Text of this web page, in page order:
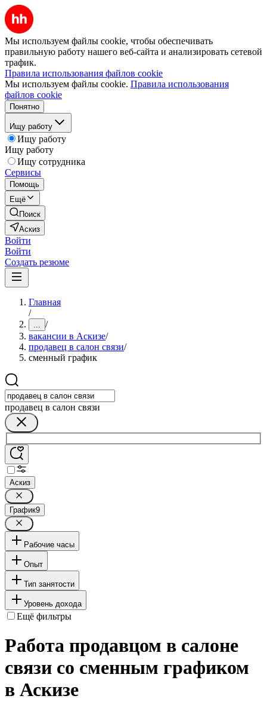
Мы используем файлы cookie, чтобы обеспечивать
правильную работу нашего веб-сайта и анализировать сетевой
трафик.
Правила использования файлов cookie
Мы используем файлы cookie. Правила использования
файлов cookie
Понятно
Ищу работу
Ищу работу
Ищу работу
Ищу сотрудника
Сервисы
Помощь
Ещё
Поиск
Аскиз
Войти
Войти
Создать резюме
Главная
/
... /
вакансии в Аскизе/
продавец в салон связи/
сменный график
продавец в салон связи
Аскиз
График9
Рабочие часы
Опыт
Тип занятости
Уровень дохода
Ещё фильтры
Работа продавцом в салоне
связи со сменным графиком
в Аскизе